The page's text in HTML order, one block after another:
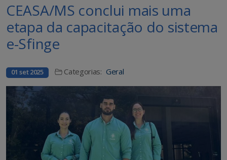
CEASA/MS conclui mais uma
etapa da capacitação do sistema
e-Sfinge
01 set 2025 Categorias: Geral